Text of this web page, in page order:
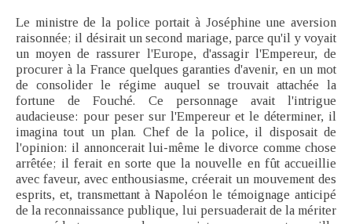
Le ministre de la police portait à Joséphine une aversion
raisonnée; il désirait un second mariage, parce qu'il y voyait
un moyen de rassurer l'Europe, d'assagir l'Empereur, de
procurer à la France quelques garanties d'avenir, en un mot
de consolider le régime auquel se trouvait attachée la
fortune de Fouché. Ce personnage avait l'intrigue
audacieuse: pour peser sur l'Empereur et le déterminer, il
imagina tout un plan. Chef de la police, il disposait de
l'opinion: il annoncerait lui-même le divorce comme chose
arrêtée; il ferait en sorte que la nouvelle en fût accueillie
avec faveur, avec enthousiasme, créerait un mouvement des
esprits, et, transmettant à Napoléon le témoignage anticipé
de la reconnaissance publique, lui persuaderait de la mériter